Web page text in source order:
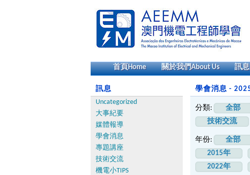
首頁Home 關於我們About Us 訊息
訊息
Uncategorized
大事紀要
媒體報導
學會消息
專題講座
技術交流
機電小TIPS
學會消息 -
分類: 全部
技術交流
年份: 全部
2015年
2022年